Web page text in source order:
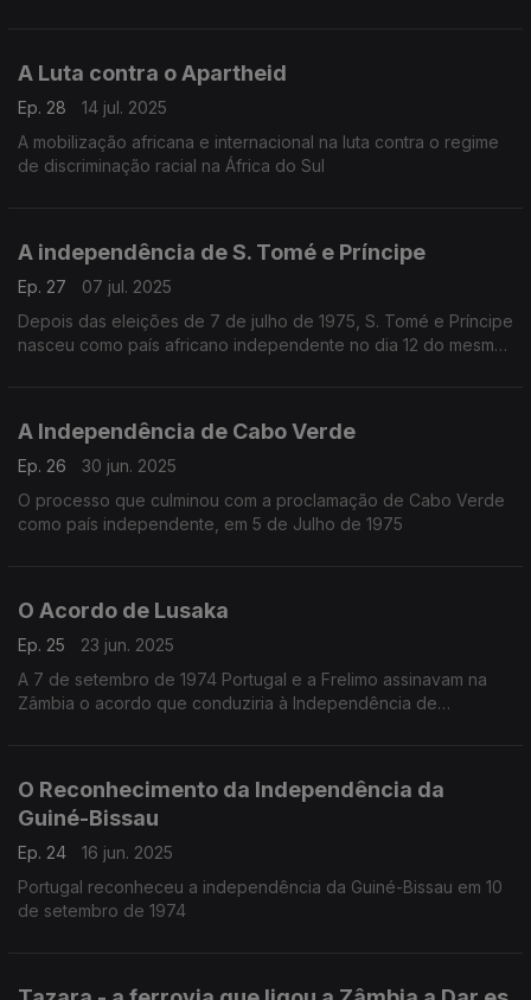
A Luta contra o Apartheid
Ep. 28
14 jul. 2025
A mobilização africana e internacional na luta contra o regime
de discriminação racial na África do Sul
A independência de S. Tomé e Príncipe
Ep. 27
07 jul. 2025
Depois das eleições de 7 de julho de 1975, S. Tomé e Príncipe
nasceu como país africano independente no dia 12 do mesmo
A Independência de Cabo Verde
Ep. 26
30 jun. 2025
O processo que culminou com a proclamação de Cabo Verde
como país independente, em 5 de Julho de 1975
O Acordo de Lusaka
Ep. 25
23 jun. 2025
A 7 de setembro de 1974 Portugal e a Frelimo assinavam na
Zâmbia o acordo que conduziria à Independência de
O Reconhecimento da Independência da
Guiné-Bissau
Ep. 24
16 jun. 2025
Portugal reconheceu a independência da Guiné-Bissau em 10
de setembro de 1974